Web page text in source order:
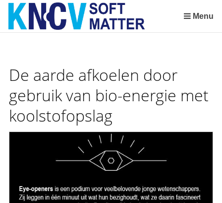
Sla
links
over
inhoud
Spring
naar
het
menu
Menu
De aarde afkoelen door
gebruik van bio-energie met
koolstofopslag